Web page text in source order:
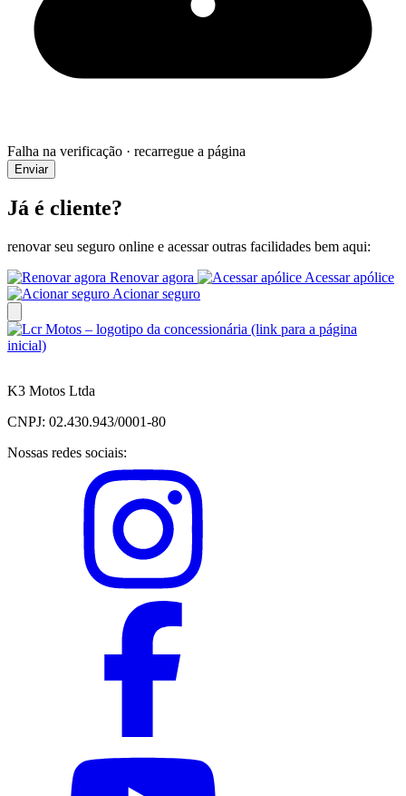
Falha na verificação · recarregue a página
Enviar
Já é cliente?
renovar seu seguro online e acessar outras facilidades bem aqui:
Renovar agora
Acessar apólice
Acionar seguro
K3 Motos Ltda
CNPJ: 02.430.943/0001-80
Nossas redes sociais: